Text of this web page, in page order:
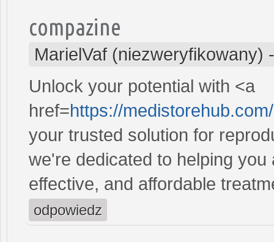
compazine
MarielVaf (niezweryfikowany)
Unlock your potential with <a
href=https://
your trusted solution for
we're dedicated to helping
effective, and affordable
odpowiedz